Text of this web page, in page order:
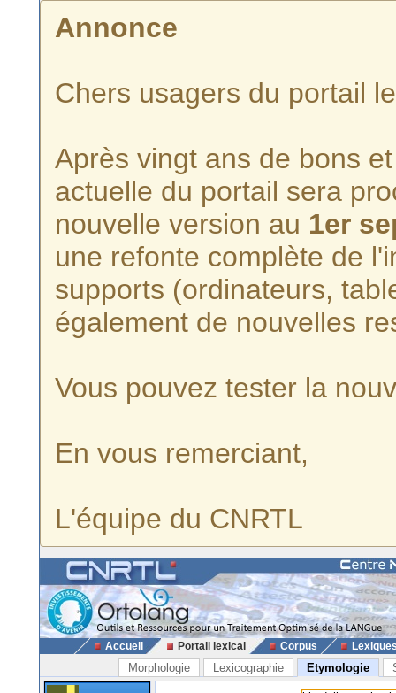
Annonce
Chers usagers du portail
Après vingt ans de bons
actuelle du portail sera
nouvelle version au 1er
une refonte complète de
supports (ordinateurs,
également de nouvelles
Vous pouvez tester la
En vous remerciant,
L'équipe du CNRTL
Accueil Portail lexical Corpus
Morphologie Lexicographie Etymologie